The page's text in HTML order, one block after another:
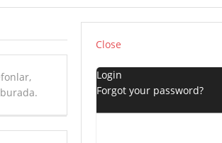
2023 Yılında CD ‘den Windows Kurmak😱🔥
Z790 PRO WiFi
Close
Login
Forgot your password?